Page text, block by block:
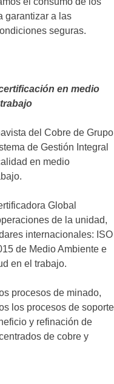
garantizar a las
seguras.
en medio
del Cobre de Grupo
de Gestión Integral
en medio
Global
de la unidad,
internacionales: ISO
de Medio Ambiente e
en el trabajo.
procesos de minado,
los procesos de soporte
y refinación de
de cobre y